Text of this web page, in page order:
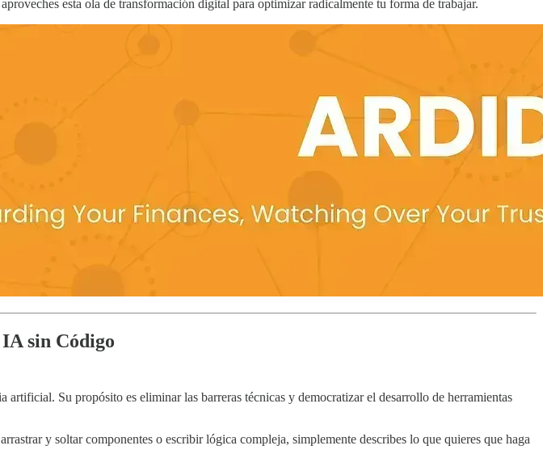
esta ola de transformación digital para optimizar radicalmente tu forma de trabajar.
sin Código
Su propósito es eliminar las barreras técnicas y democratizar el desarrollo de herramientas
y soltar componentes o escribir lógica compleja, simplemente describes lo que quieres que haga